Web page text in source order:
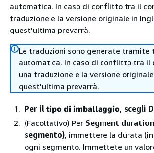
automatica. In caso di conflitto tra il
traduzione e la versione originale in
quest'ultima prevarrà.
Le traduzioni sono generate tramite
automatica. In caso di conflitto tra il
una traduzione e la versione
quest'ultima prevarrà.
Per il tipo di imballaggio, scegli
(Facoltativo) Per Segment
segmento), immettere la durata
ogni segmento. Immettete un